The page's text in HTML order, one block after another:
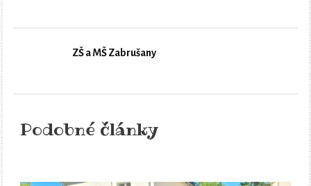
ZŠ a MŠ Zabrušany
Podobné články